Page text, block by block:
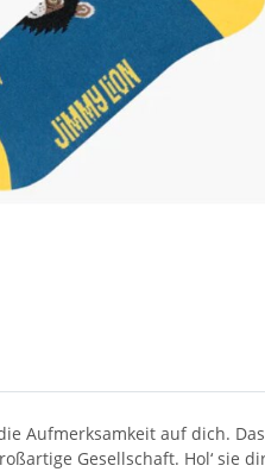
Aufmerksamkeit auf dich.
Gesellschaft. Hol‘ sie